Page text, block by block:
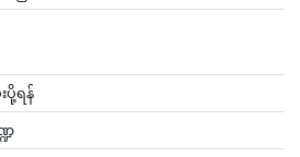
ပို့ရန်
ဍ